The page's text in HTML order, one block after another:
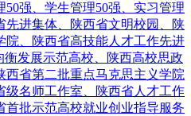
强、学生管理50强、实习管理
先进集体、陕西省文明校园、陕
院、陕西省高技能人才工作先进
发展示范高校、陕西高校思政
省第二批重点马克思主义学院
级名师工作室、陕西省人才工作
首批示范高校就业创业指导服务